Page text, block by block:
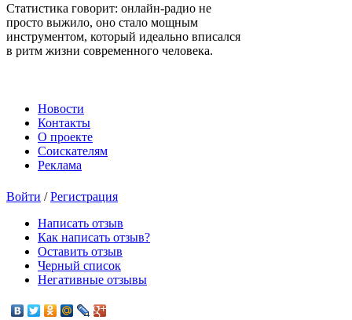
Статистика говорит: онлайн-радио не
просто выжило, оно стало мощным
инструментом, который идеально вписался
в ритм жизни современного человека.
Новости
Контакты
О проекте
Соискателям
Реклама
Войти /Регистрация
Написать отзыв
Как написать отзыв?
Оставить отзыв
Черный список
Негативные отзывы